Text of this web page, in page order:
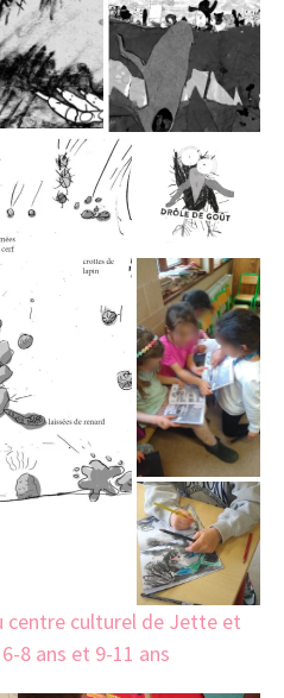
centre culturel de Jette et
8 ans et 9-11 ans